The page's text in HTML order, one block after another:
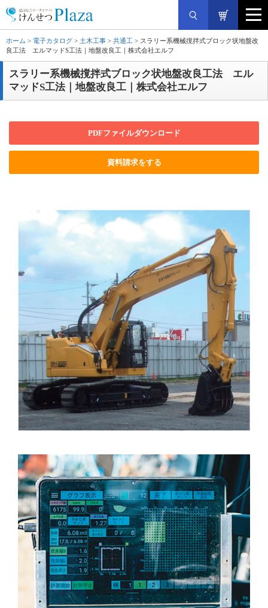
ホーム > 電子カタログ > 土木工事 > 共通工 > スラリー系機械撹拌式ブロック状地盤改
良工法 エルマッドS工法｜地盤改良工｜株式会社エルフ
スラリー系機械撹拌式ブロック状地盤改良工法 エル
マッドS工法｜地盤改良工｜株式会社エルフ
PDFファイルダウンロード
資料請求をする